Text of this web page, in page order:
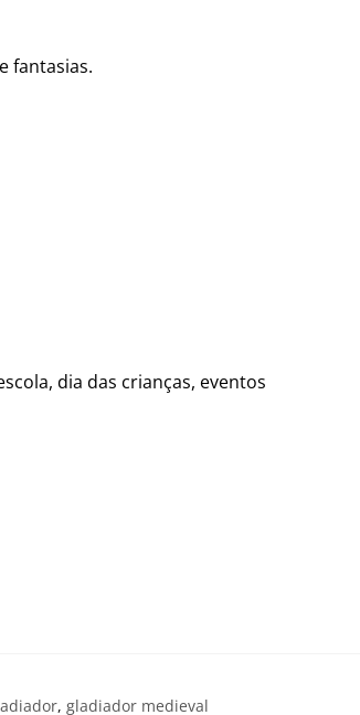
fantasias.
dia das crianças, eventos
, gladiador medieval